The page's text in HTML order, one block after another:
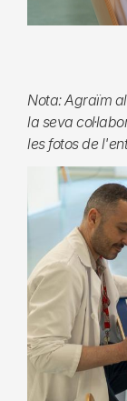
Nota: Agraïm
la seva
les fotos de